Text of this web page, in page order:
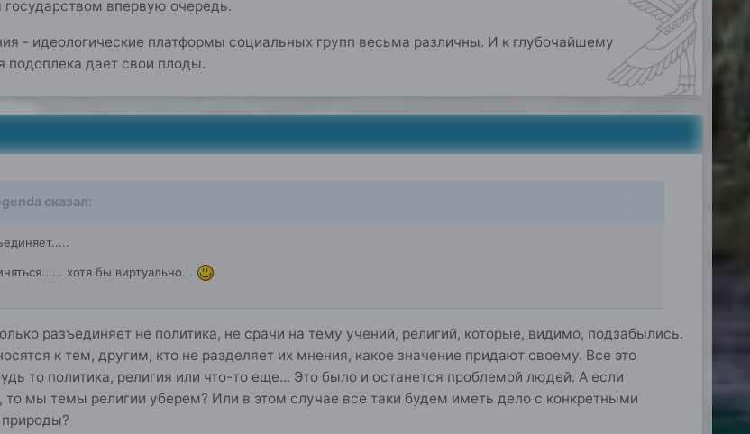
впервую очередь.
- идеологические платформы социальных групп весьма различны. И к глубочайшему
дает свои плоды.
сказал:
хотя бы виртуально...
разъединяет не политика, не срачи на тему учений, религий, которые, видимо, подзабылись.
к тем, другим, кто не разделяет их мнения, какое значение придают своему. Все это
то политика, религия или что-то еще... Это было и останется проблемой людей. А если
то мы темы религии уберем? Или в этом случае все таки будем иметь дело с конкретными